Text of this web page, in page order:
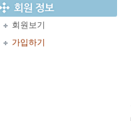
회원보기
가입하기